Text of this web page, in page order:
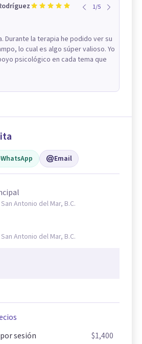
1/5
Durante la terapia he podido ver su
lo cual es algo súper valioso. Yo
psicológico en cada tema que
WhatsApp Email
Antonio del Mar, B.C.
Antonio del Mar, B.C.
sesión
$1,400